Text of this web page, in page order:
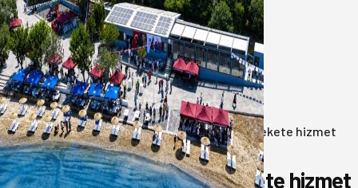
Bandırma Belediyesinden
Şirinçavuş’a hayat veren tesis
08 Ağustos 2026
Anasayfa/Gündem/Akın: Benim derdim memlekete hizmet
hemşerim!
Akın: Benim derdim memlekete hizmet